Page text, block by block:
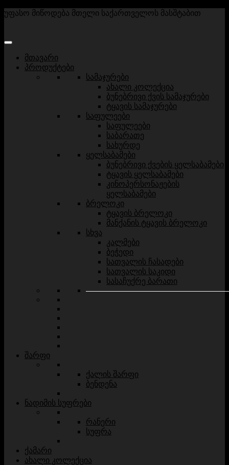
უფასო მიწოდება მთელი საქართველოს მასშტაბით
მთავარი
პროდუქტები
სამაჯურები
ახალი კოლექცია
ბუნებრივი ქვის სამაჯურები
ტყავის სამაჯურები
საფულეები
საფულეები
საბარათე
სახურდე
ყელსაბამები
ბუნებრივი ქვების ყელსაბამები
ტყავის ყელსაბამები
კინოპერსონაჟების
ყელსაბამები
ბრელოკი
ტყავის ბრელოკი
მანქანის ტყავის ბრელოკი
სხვა
კალმები
ბეჭედი
სათვალის ჩასადები
სათვალის საკიდი
სასაჩუქრე ბარათი
შარფი
ქალის შარფი
ბენდენა
ნადიმის სუფრები
რანერი
სუფრა
ქამარი
ახალი კოლექცია